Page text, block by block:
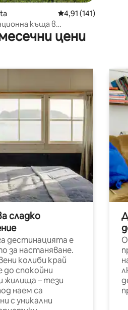
Средна оценка:
4,91 (141)
къща в
цени
сладко
дестинацията е
за настаняване.
колиби край
до спокойни
жилища – тези
наем са
с уникални